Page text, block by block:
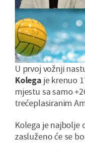
U prvoj vožnji
Kolegaje krenuo
mjestu sa samo
trećeplasiranim
Kolega je najbolje
zasluženo će se